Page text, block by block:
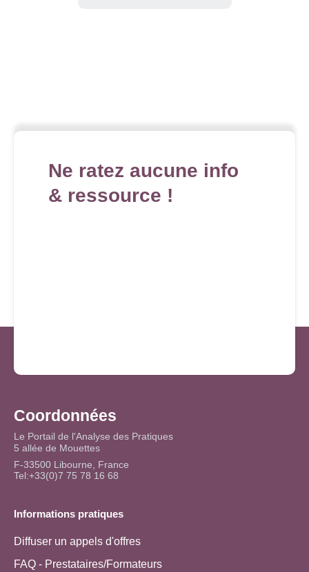
Ne ratez aucune info
& ressource !
Coordonnées
Le Portail de l'Analyse des Pratiques
5 allée de Mouettes
F-33500 Libourne, France
Tel:+33(0)7 75 78 16 68
Informations pratiques
Diffuser un appels d'offres
FAQ - Prestataires/Formateurs